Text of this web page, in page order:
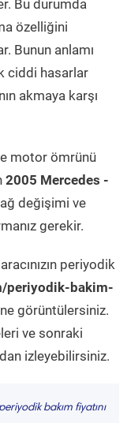
Bu durumda
özelliğini
Bunun anlamı
ciddi hasarlar
akmaya karşı
motor ömrünü
2005 Mercedes -
değişimi ve
gerekir.
aracınızın periyodik
periyodik-bakim-
görüntülersiniz.
ve sonraki
izleyebilirsiniz.
bakım fiyatını